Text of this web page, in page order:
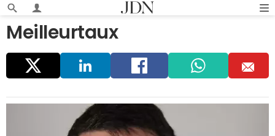
Meilleurtaux
dIn